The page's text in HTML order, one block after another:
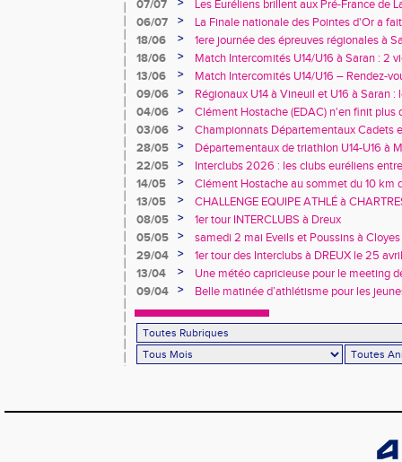
07/07
Les Euréliens brillent aux Pré-France de
06/07
>
La Finale nationale des Pointes d'Or a
de Dreux
18/06 >
1ere journée des épreuves régionales à
18/06
>
Match Intercomités U14/U16 à Saran : 2
féminines
13/06 >
Match Intercomités U14/U16 – Rendez-
09/06
>
Régionaux U14 à Vineuil et U16 à Saran :
rendez-vous !
04/06 >
Clément Hostache (EDAC) n'en finit plus
03/06
>
Championnats Départementaux Cadets
performances à Chartres
28/05 >
Départementaux de triathlon U14-U16 à
au rendez-vous… tout comme les records
22/05 >
Interclubs 2026 : les clubs euréliens
relégation
14/05 >
Clément Hostache au sommet du 10 km
junior
13/05 >
CHALLENGE EQUIPE ATHLÉ à
08/05
>
1er tour INTERCLUBS à Dreux
05/05
>
samedi 2 mai Eveils et Poussins à Cloyes
29/04
>
1er tour des Interclubs à DREUX le 25
13/04
>
Une météo capricieuse pour le meeting
Rotrou
09/04 > Belle matinée d’athlétisme pour les